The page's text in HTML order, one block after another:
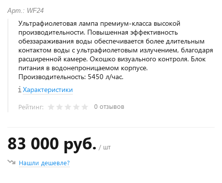
Арт.: WF24
Ультрафиолетовая лампа премиум-класса высокой
производительности. Повышенная эффективность
обеззараживания воды обеспечивается более длительным
контактом воды с ультрафиолетовым излучением, благодаря
расширенной камере. Окошко визуального контроля. Блок
питания в водонепроницаемом корпусе.
Производительность: 5450 л/час.
Характеристики
Рейтинг: 0 отзывов
83 000 руб. / шт
Нашли дешевле?